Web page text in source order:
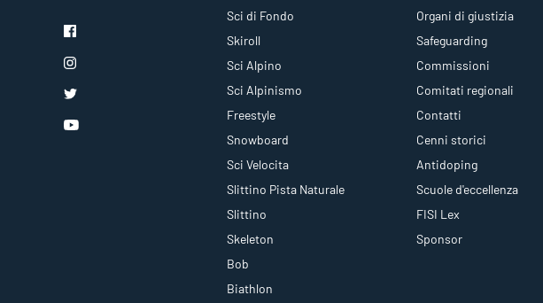
Sci di Fondo
Skiroll
Sci Alpino
Sci Alpinismo
Freestyle
Snowboard
Sci Velocita
Slittino Pista Naturale
Slittino
Skeleton
Bob
Biathlon
Organi di giustizia
Safeguarding
Commissioni
Comitati regionali
Contatti
Cenni storici
Antidoping
Scuole d'eccellenza
FISI Lex
Sponsor